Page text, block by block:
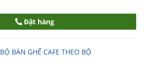
Đặt hàng
BỘ BÀN GHẾ CAFE THEO BỘ